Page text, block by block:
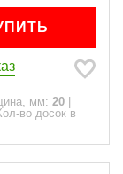
мм: 20
во досок в